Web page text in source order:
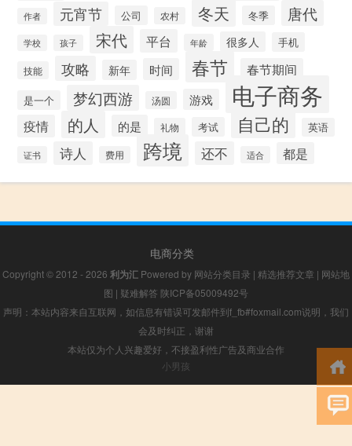
作者 元宵节 公司 农村 冬天 冬季 唐代
学校 孩子 宋代 平台 年龄 很多人 手机
技能 攻略 新年 时间 春节 春节期间
是一个 梦幻西游 汤圆 游戏 电子商务
疫情 的人 的是 礼物 考试 自己的 英语
证书 诗人 费用 跨境 还不 适合 都是
电商分类
Copyright © 2012 - 2026 利为汇 Powered by 网站分类目录 | 精选推荐文章 | 网站地
图 | 疑难解答 陕ICP备05009492号
声明：本站内容来自互联网，如信息有错误可发邮件到f_fb#foxmail.com说明，我们
会及时纠正，谢谢
本站仅为个人兴趣爱好，不接盈利性广告及商业合作
小男孩